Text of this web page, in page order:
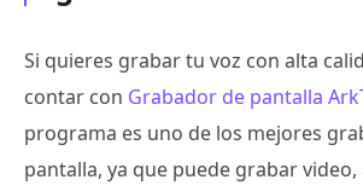
Si quieres grabar tu voz con alta
contar con Grabador de pantalla
programa es uno de los mejores
pantalla, ya que puede grabar